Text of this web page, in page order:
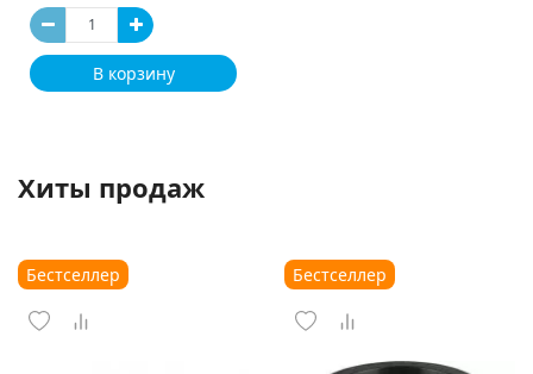
В корзину
Хиты продаж
Бестселлер Бестселлер